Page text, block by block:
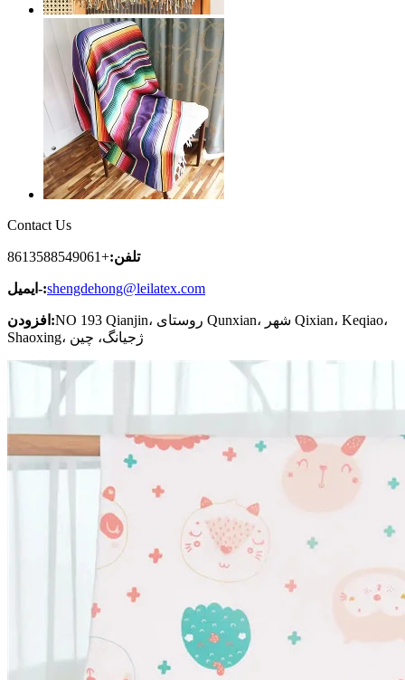
Contact Us
تلفن:+8613588549061
ایمیل-:shengdehong@leilatex.com
افزودن:NO 193 Qianjin، روستای Qunxian، شهر Qixian، Keqiao،
Shaoxing، ژجیانگ، چین